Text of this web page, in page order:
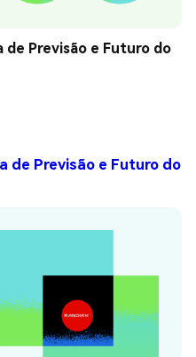
de Previsão e Futuro do
de Previsão e Futuro do